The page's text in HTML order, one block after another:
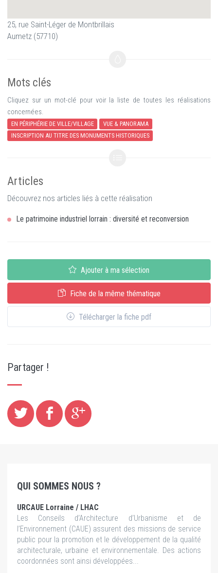
25, rue Saint-Léger de Montbrillais
Aumetz (57710)
Mots clés
Cliquez sur un mot-clé pour voir la liste de toutes les réalisations
concernées.
EN PÉRIPHÉRIE DE VILLE/VILLAGE
VUE & PANORAMA
INSCRIPTION AU TITRE DES MONUMENTS HISTORIQUES
Articles
Découvrez nos articles liés à cette réalisation
Le patrimoine industriel lorrain : diversité et reconversion
Ajouter à ma sélection
Fiche de la même thématique
Télécharger la fiche pdf
Partager !
QUI SOMMES NOUS ?
URCAUE Lorraine / LHAC
Les Conseils d’Architecture d’Urbanisme et de
l’Environnement (CAUE) assurent des missions de service
public pour la promotion et le développement de la qualité
architecturale, urbaine et environnementale. Des actions
coordonnées sont ainsi développées...